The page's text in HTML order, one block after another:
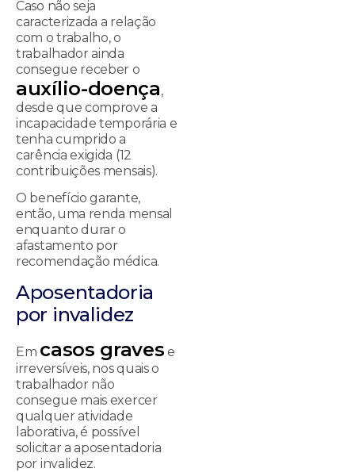
Caso não seja
caracterizada a relação
com o trabalho, o
trabalhador ainda
consegue receber o
auxílio-doença,
desde que comprove a
incapacidade temporária e
tenha cumprido a
carência exigida (12
contribuições mensais).
O benefício garante,
então, uma renda mensal
enquanto durar o
afastamento por
recomendação médica.
Aposentadoria
por invalidez
Em casos graves e
irreversíveis, nos quais o
trabalhador não
consegue mais exercer
qualquer atividade
laborativa, é possível
solicitar a aposentadoria
por invalidez.